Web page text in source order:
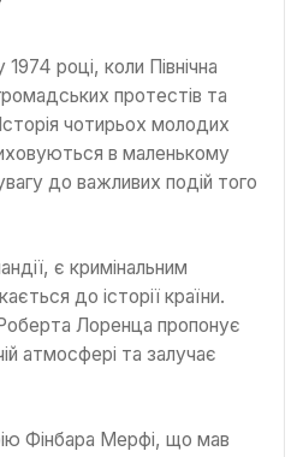
році, коли Північна
протестів та
чотирьох молодих
в маленькому
до важливих подій того
є кримінальним
до історії країни.
Лоренца пропонує
атмосфері та залучає
Фінбара Мерфі, що мав